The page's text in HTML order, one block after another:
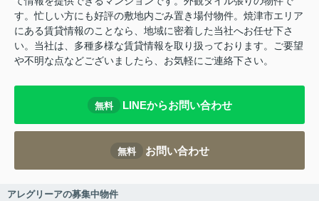
す。忙しい方にも好評の敷地内ごみ置き場付物件。焼津市エリア
にある賃貸情報のことなら、地域に密着した当社へお任せ下さ
い。当社は、多種多様な賃貸情報を取り扱っております。ご要望
や不明な点などございましたら、お気軽にご連絡下さい。
無料 LINEからお問い合わせ
無料 お問い合わせ
アレグリーアの募集中物件